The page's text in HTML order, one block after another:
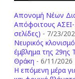
Απονομή Νέων
Απόφοιτους
σελίδες) - 7/23/
Νευρικός
έμβλημα της 29ης
Θράκη - 6/11/2026
Η επόμενη μέρα